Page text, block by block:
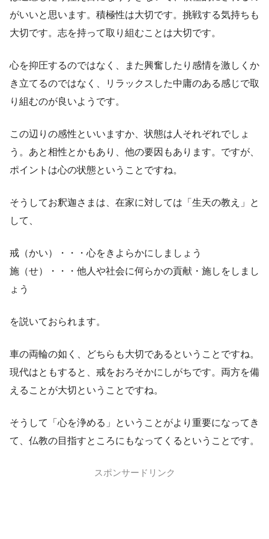
がいいと思います。積極性は大切です。挑戦する気持ちも
大切です。志を持って取り組むことは大切です。
心を抑圧するのではなく、また興奮したり感情を激しくか
き立てるのではなく、リラックスした中庸のある感じで取
り組むのが良いようです。
この辺りの感性といいますか、状態は人それぞれでしょ
う。あと相性とかもあり、他の要因もあります。ですが、
ポイントは心の状態ということですね。
そうしてお釈迦さまは、在家に対しては「生天の教え」と
して、
戒（かい）・・・心をきよらかにしましょう
施（せ）・・・他人や社会に何らかの貢献・施しをしまし
ょう
を説いておられます。
車の両輪の如く、どちらも大切であるということですね。
現代はともすると、戒をおろそかにしがちです。両方を備
えることが大切ということですね。
そうして「心を浄める」ということがより重要になってき
て、仏教の目指すところにもなってくるということです。
スポンサードリンク